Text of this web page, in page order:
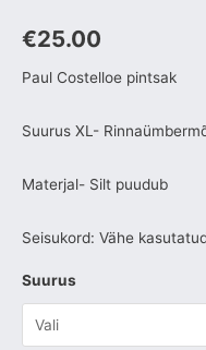
€25.00
Paul Costelloe pintsak
Suurus XL-
Materjal- Silt puudub
Seisukord: Vähe
Suurus